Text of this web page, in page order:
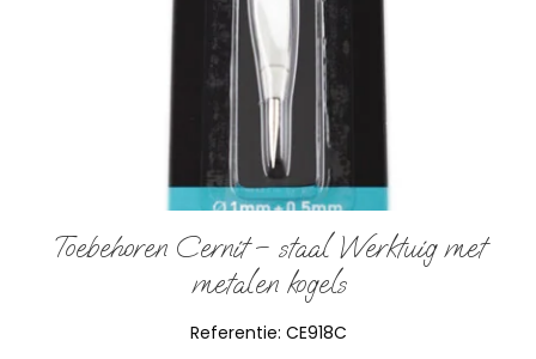
Toebehoren Cernit – staal Werktuig met
metalen kogels
Referentie: CE918C